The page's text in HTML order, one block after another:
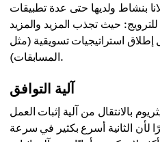
بنشاط ولديها حتى عدة تطبيقات
حيث تجذب المزيد والمزيد
استراتيجيات تسويقية (مثل
المسابقات).
آلية التوافق
بالانتقال من آلية إثبات العمل
لأن الثانية أسرع بكثير في سرعة